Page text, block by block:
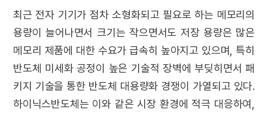
최근 전자 기기가 점차 소형화되고 필요로 하는 메모리의
용량이 늘어나면서 크기는 작으면서도 저장 용량은 많은
메모리 제품에 대한 수요가 급속히 높아지고 있으며, 특히
반도체 미세화 공정이 높은 기술적 장벽에 부딪히면서 패
키지 기술을 통한 반도체 대용량화 경쟁이 가열되고 있다.
하이닉스반도체는 이와 같은 시장 환경에 적극 대응하여,